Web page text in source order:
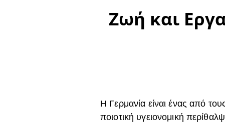
Ζωή και
Η Γερμανία είναι ένας από
ποιοτική υγειονομική